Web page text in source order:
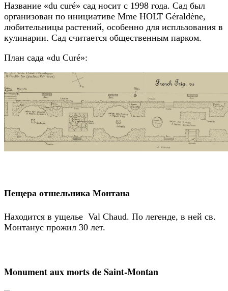
Название «du curé» сад носит с 1998 года. Сад был
организован по инициативе Mme HOLT Géraldène,
любительницы растений, особенно для испльзования в
кулинарии. Сад считается общественным парком.
План сада «du Curé»:
Пещера отшельника Монтана
Находится в ущелье Val Chaud. По легенде, в ней св.
Монтанус прожил 30 лет.
Monument aux morts de Saint-Montan